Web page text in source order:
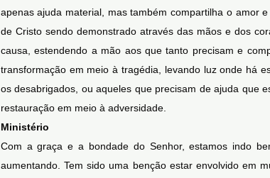
apenas ajuda material, mas também compartilha o amor
de Cristo sendo demonstrado através das mãos e dos
causa, estendendo a mão aos que tanto precisam e
transformação em meio à tragédia, levando luz onde há
os desabrigados, ou aqueles que precisam de ajuda que
restauração em meio à adversidade.
Ministério
Com a graça e a bondade do Senhor, estamos indo
aumentando. Tem sido uma benção estar envolvido em